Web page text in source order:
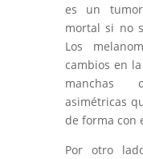
es un
mortal si no
Los
cambios en
manchas
asimétricas
de forma con
Por otro